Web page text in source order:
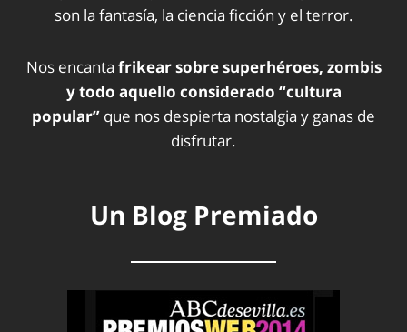
son la fantasía, la ciencia ficción y el terror.
Nos encanta frikear sobre superhéroes, zombis
y todo aquello considerado “cultura
popular” que nos despierta nostalgia y ganas de
disfrutar.
Un Blog Premiado